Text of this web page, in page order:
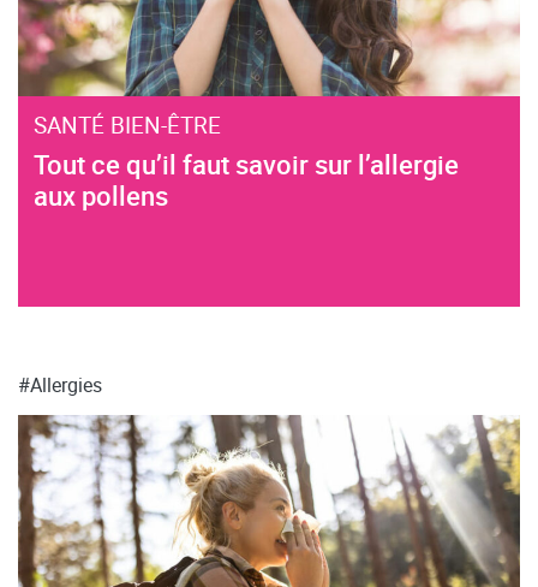
SANTÉ BIEN-ÊTRE
Tout ce qu’il faut savoir sur l’allergie
aux pollens
#Allergies